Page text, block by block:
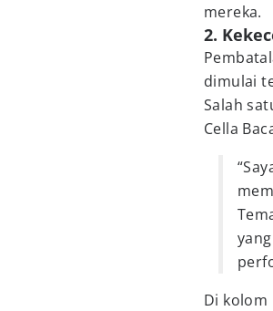
mereka.
2.
dimulai
Salah
Cella
Di kolom